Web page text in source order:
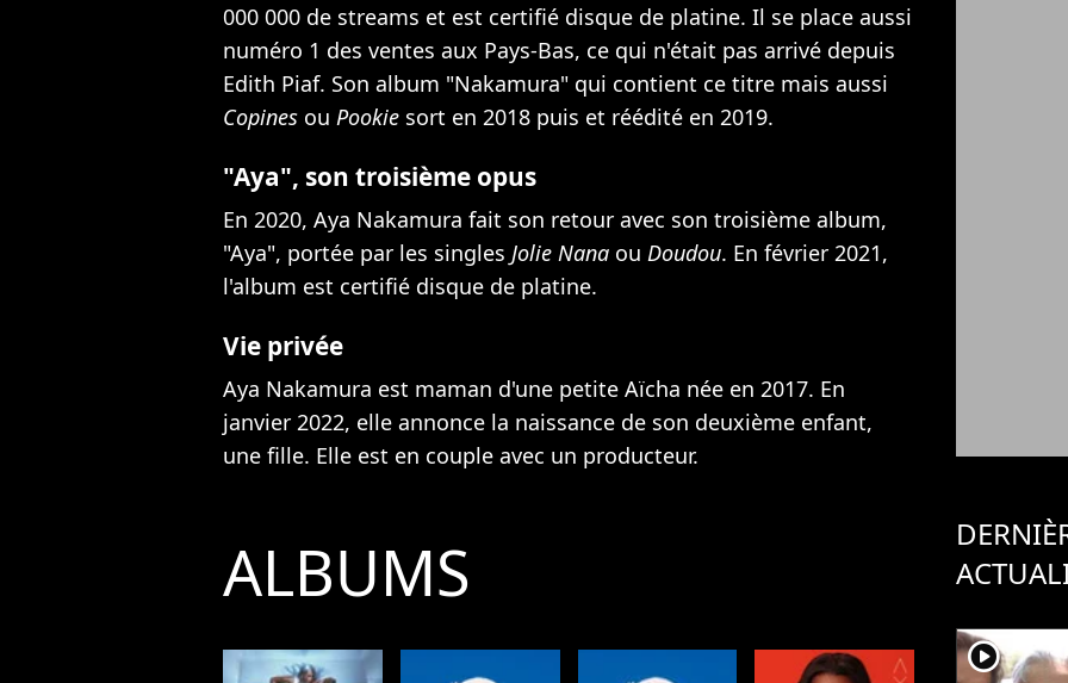
000 000 de streams et est certifié disque de platine. Il se place aussi
numéro 1 des ventes aux Pays-Bas, ce qui n'était pas arrivé depuis
Edith Piaf. Son album "Nakamura" qui contient ce titre mais aussi
Copines ou Pookie sort en 2018 puis et réédité en 2019.
"Aya", son troisième opus
En 2020, Aya Nakamura fait son retour avec son troisième album,
"Aya", portée par les singles Jolie Nana ou Doudou. En février 2021,
l'album est certifié disque de platine.
Vie privée
Aya Nakamura est maman d'une petite Aïcha née en 2017. En
janvier 2022, elle annonce la naissance de son deuxième enfant,
une fille. Elle est en couple avec un producteur.
ALBUMS
player2